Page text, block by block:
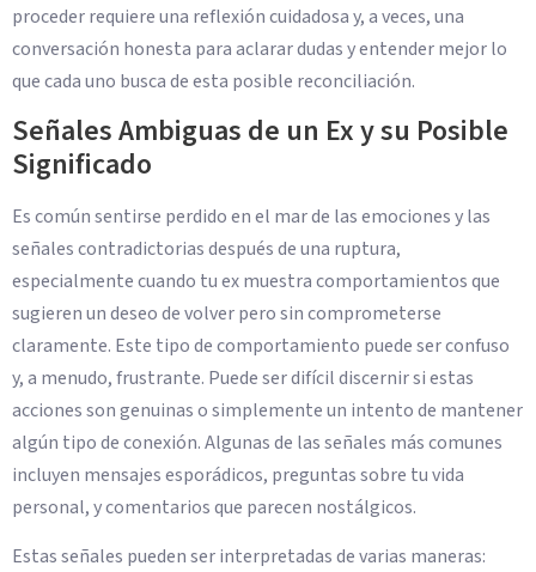
proceder requiere una reflexión cuidadosa y, a veces, una
conversación honesta para aclarar dudas y entender mejor lo
que cada uno busca de esta posible reconciliación.
Señales Ambiguas de un Ex y su Posible
Significado
Es común sentirse perdido en el mar de las emociones y las
señales contradictorias después de una ruptura,
especialmente cuando tu ex muestra comportamientos que
sugieren un deseo de volver pero sin comprometerse
claramente. Este tipo de comportamiento puede ser confuso
y, a menudo, frustrante. Puede ser difícil discernir si estas
acciones son genuinas o simplemente un intento de mantener
algún tipo de conexión. Algunas de las señales más comunes
incluyen mensajes esporádicos, preguntas sobre tu vida
personal, y comentarios que parecen nostálgicos.
Estas señales pueden ser interpretadas de varias maneras: